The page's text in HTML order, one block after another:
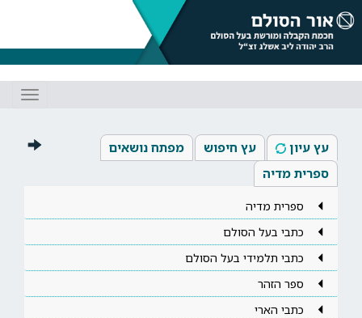
עץ עיון עץ חיפוש
מפתח נושאים
ספרית מדיה
ספרית מדיה
כתבי בעל הסולם
כתבי תלמידי בעל הסולם
ספר הזהר
כתבי הארי